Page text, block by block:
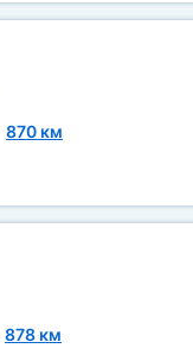
870 км
878 км